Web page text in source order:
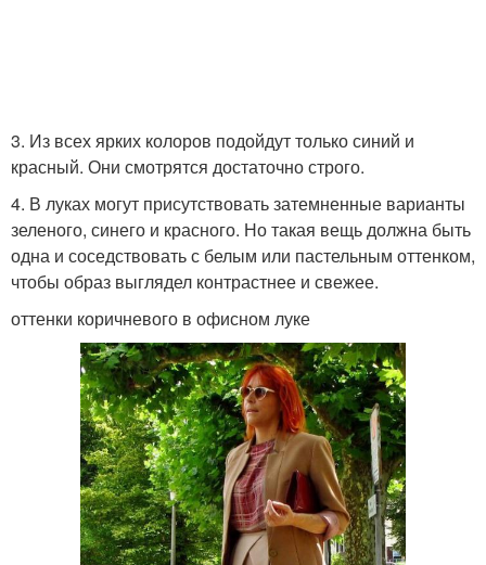
3. Из всех ярких колоров подойдут только синий и
красный. Они смотрятся достаточно строго.
4. В луках могут присутствовать затемненные варианты
зеленого, синего и красного. Но такая вещь должна быть
одна и соседствовать с белым или пастельным оттенком,
чтобы образ выглядел контрастнее и свежее.
оттенки коричневого в офисном луке